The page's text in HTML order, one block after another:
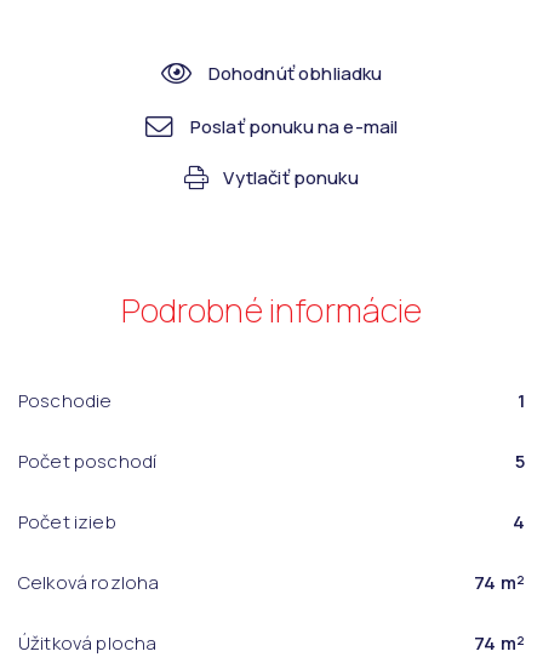
Dohodnúť obhliadku
Poslať ponuku na e-mail
Vytlačiť ponuku
Podrobné informácie
Poschodie 1
Počet poschodí 5
Počet izieb 4
Celková rozloha 74 m²
Úžitková plocha 74 m²